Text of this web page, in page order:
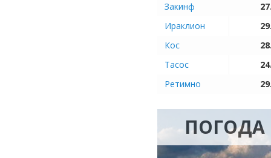
Закинф
Ираклион
Кос
Тасос
Ретимно
ПОГОДА